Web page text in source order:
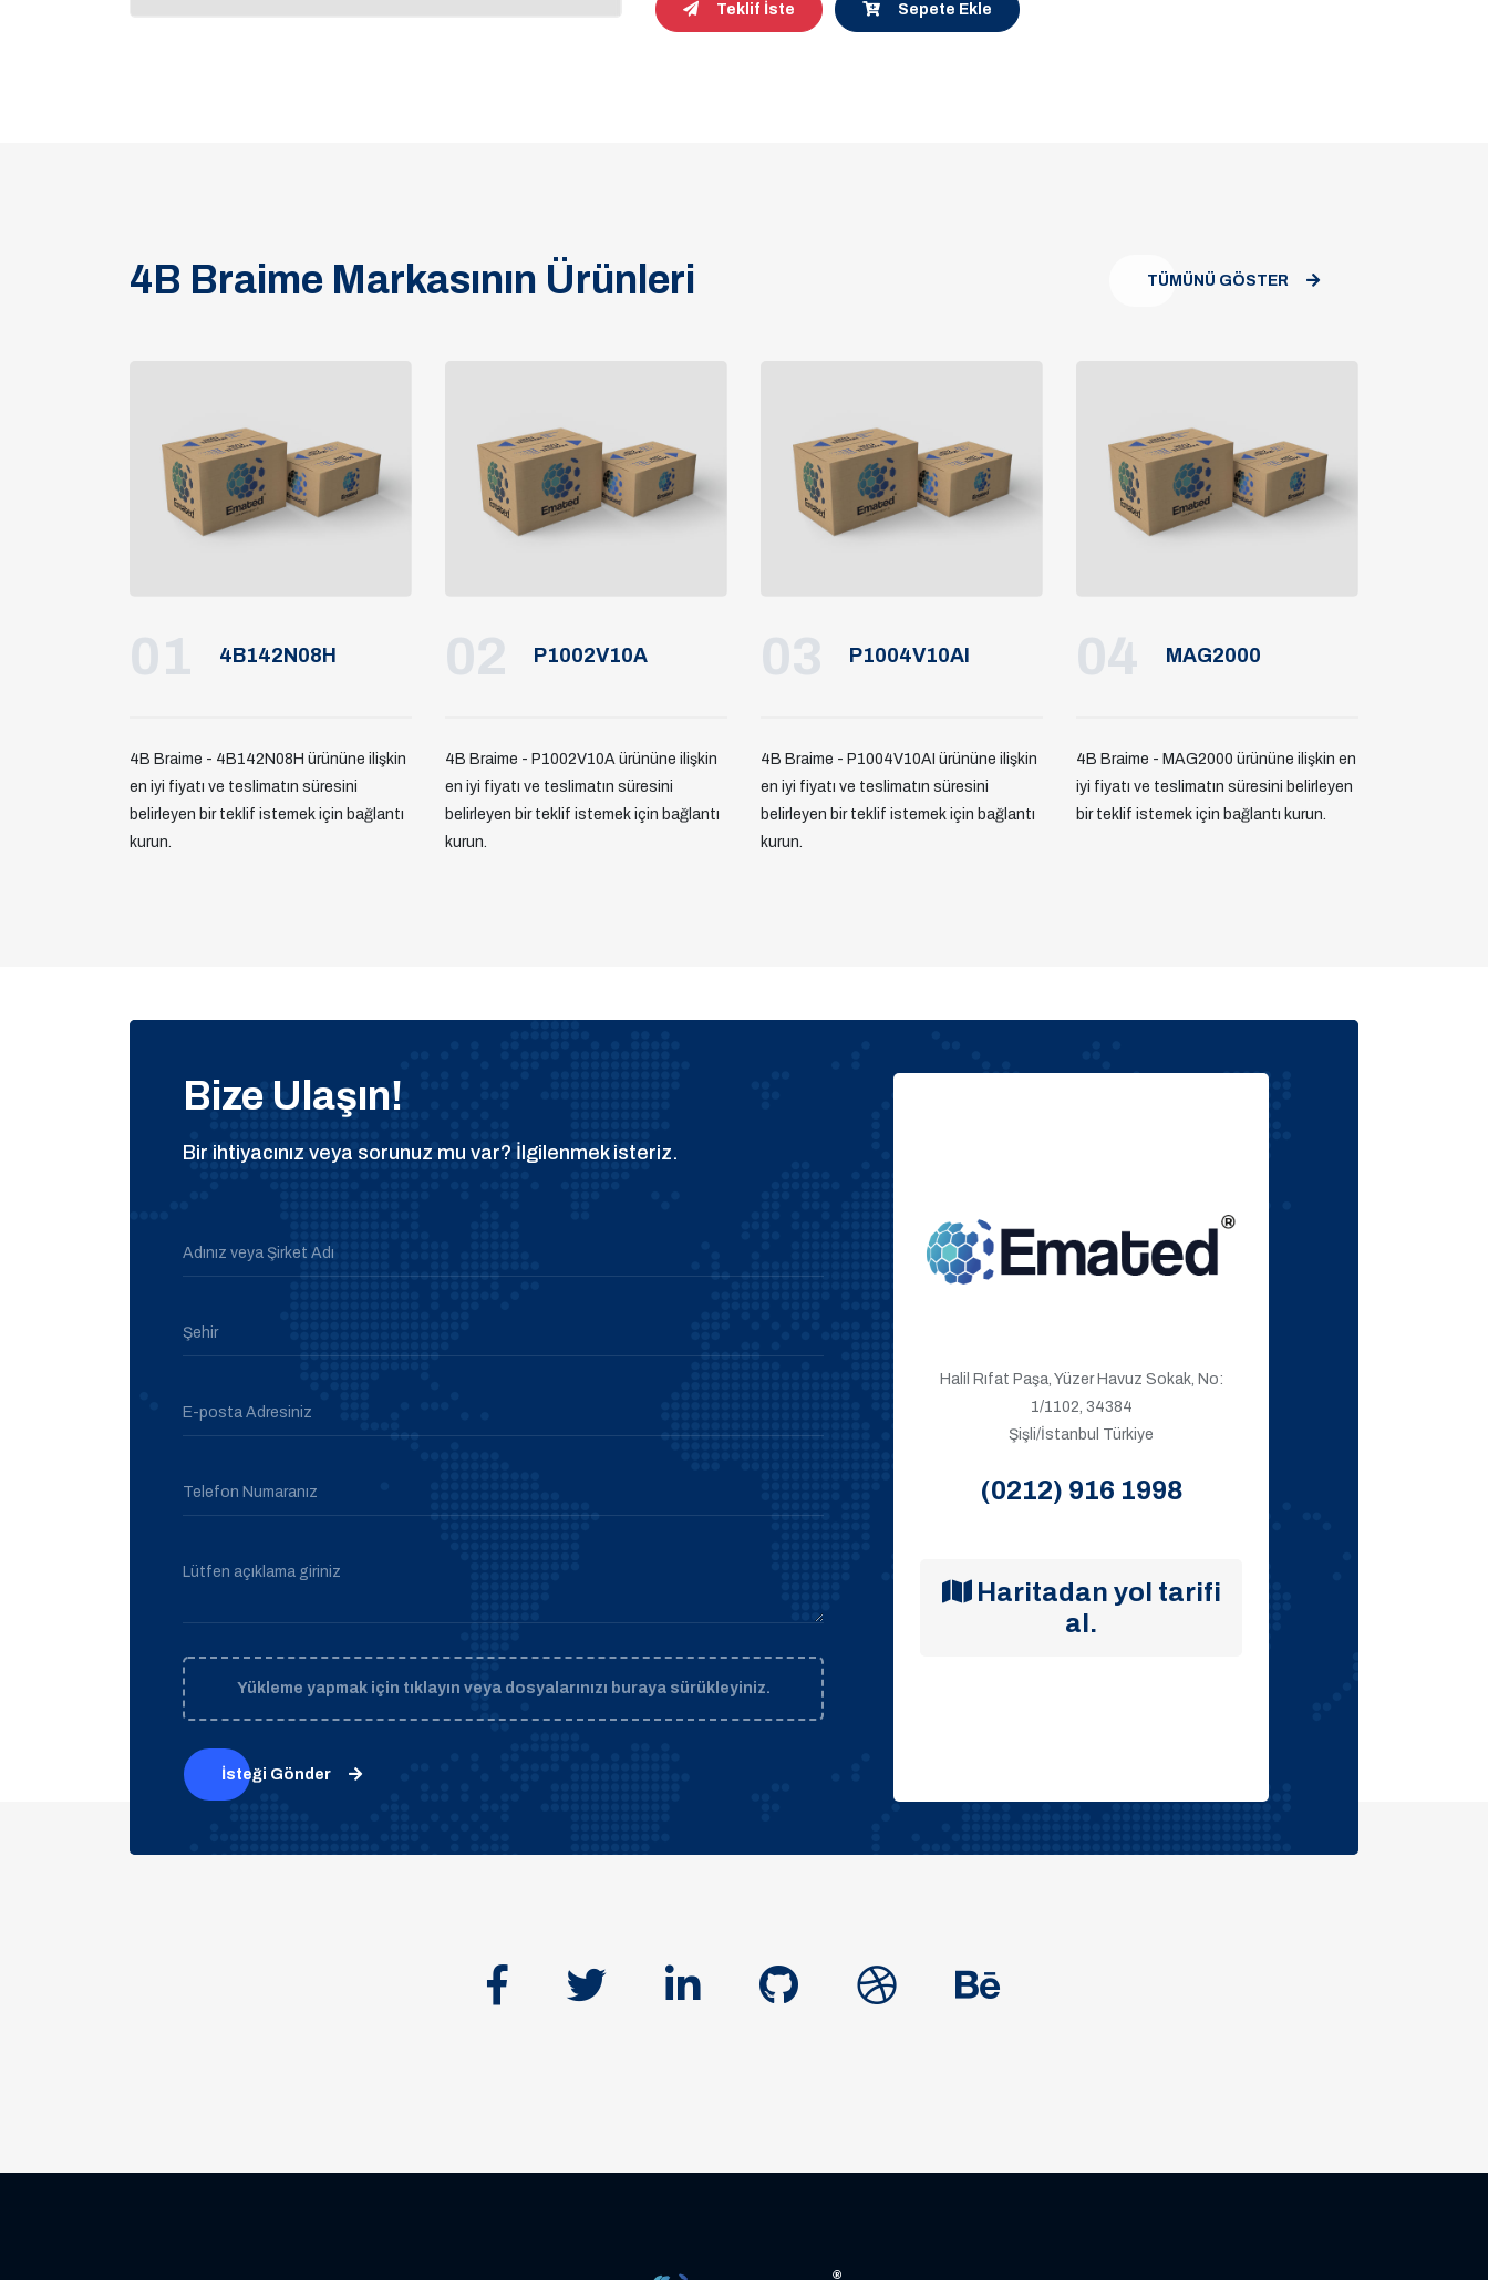
Teklif İste Sepete Ekle
4B Braime Markasının Ürünleri TÜMÜNÜ GÖSTER
01 4B142N08H
4B Braime - 4B142N08H ürününe ilişkin
en iyi fiyatı ve teslimatın süresini
belirleyen bir teklif istemek için bağlantı
kurun.
02 P1002V10A
4B Braime - P1002V10A ürününe ilişkin
en iyi fiyatı ve teslimatın süresini
belirleyen bir teklif istemek için bağlantı
kurun.
03 P1004V10AI
4B Braime - P1004V10AI ürününe ilişkin
en iyi fiyatı ve teslimatın süresini
belirleyen bir teklif istemek için bağlantı
kurun.
04 MAG2000
4B Braime - MAG2000 ürününe ilişkin en
iyi fiyatı ve teslimatın süresini belirleyen
bir teklif istemek için bağlantı kurun.
Bize Ulaşın!
Bir ihtiyacınız veya sorunuz mu var? İlgilenmek isteriz.
Adınız veya Şirket Adı
Şehir
E-posta Adresiniz
Telefon Numaranız
Lütfen açıklama giriniz
Yükleme yapmak için tıklayın veya dosyalarınızı buraya sürükleyiniz.
İsteği Gönder
Halil Rıfat Paşa, Yüzer Havuz Sokak, No:
1/1102, 34384
Şişli/İstanbul Türkiye
(0212) 916 1998
Haritadan yol tarifi
al.